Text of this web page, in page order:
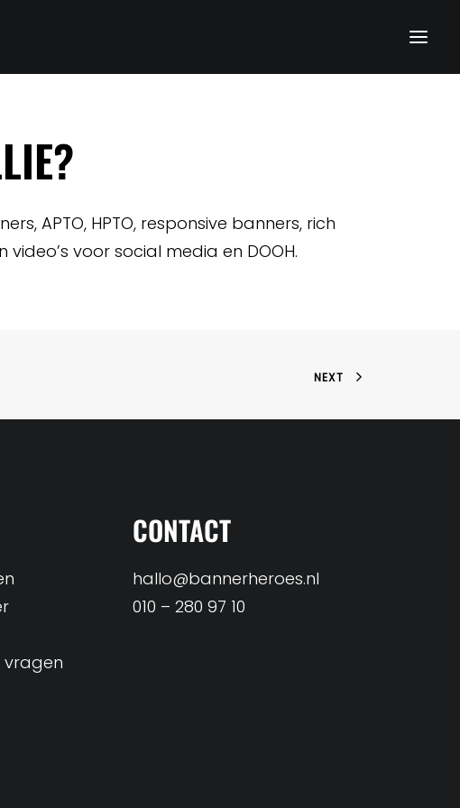
APTO, HPTO, responsive banners, rich
voor social media en DOOH.
NEXT
vragen
CONTACT
hallo@bannerheroes.nl
010 – 280 97 10